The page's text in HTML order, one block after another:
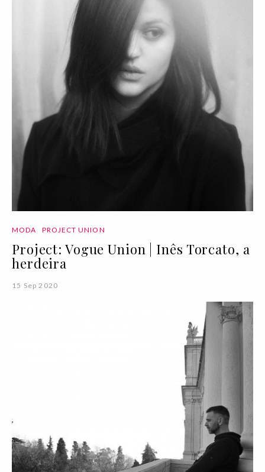
MODA PROJECT UNION
Project: Vogue Union | Inês Torcato, a
herdeira
15 Sep 2020